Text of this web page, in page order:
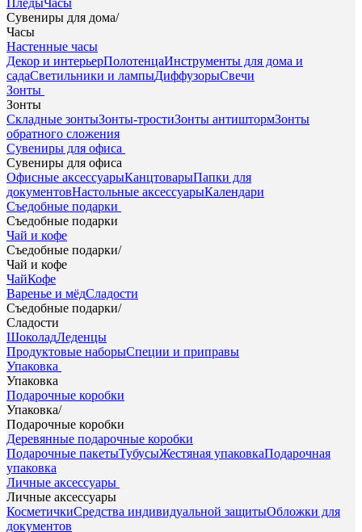
ПледыЧасы
Сувениры для дома/
Часы
Настенные часы
Декор и интерьерПолотенцаИнструменты для дома и
садаСветильники и лампыДиффузорыСвечи
Зонты
Зонты
Складные зонтыЗонты-тростиЗонты антиштормЗонты
обратного сложения
Сувениры для офиса
Сувениры для офиса
Офисные аксессуарыКанцтоварыПапки для
документовНастольные аксессуарыКалендари
Съедобные подарки
Съедобные подарки
Чай и кофе
Съедобные подарки/
Чай и кофе
ЧайКофе
Варенье и мёдСладости
Съедобные подарки/
Сладости
ШоколадЛеденцы
Продуктовые наборыСпеции и приправы
Упаковка
Упаковка
Подарочные коробки
Упаковка/
Подарочные коробки
Деревянные подарочные коробки
Подарочные пакетыТубусыЖестяная упаковкаПодарочная
упаковка
Личные аксессуары
Личные аксессуары
КосметичкиСредства индивидуальной защитыОбложки для
документов